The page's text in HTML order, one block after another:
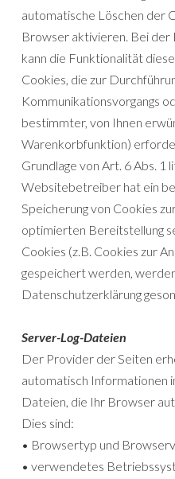
automatische Löschen der
Browser aktivieren. Bei der
kann die Funktionalität
Cookies, die zur
Kommunikationsvorgangs
bestimmter, von Ihnen
Warenkorbfunktion)
Grundlage von Art. 6 Abs.
Websitebetreiber hat ein
Speicherung von Cookies
optimierten Bereitstellung
Cookies (z.B. Cookies zur
gespeichert werden,
Datenschutzerklärung
Server-Log-Dateien
Der Provider der Seiten
automatisch Informationen
Dateien, die Ihr Browser
Dies sind:
• Browsertyp und
• verwendetes